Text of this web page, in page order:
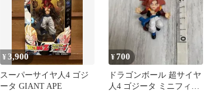
¥3,900
スーパーサイヤ人4 ゴジ
ータ GIANT APE
¥700
ドラゴンボール 超サイヤ
人4 ゴジータ ミニフィギ